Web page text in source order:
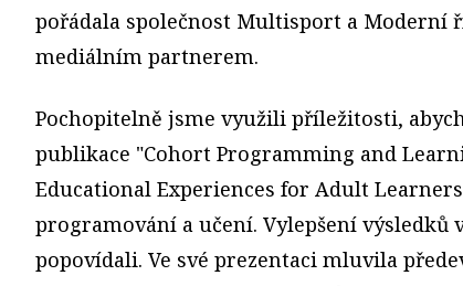
pořádala společnost Multisport a Moderní
mediálním partnerem.
Pochopitelně jsme využili příležitosti,
publikace "Cohort Programming and
Educational Experiences for Adult
programování a učení. Vylepšení výsledků
popovídali. Ve své prezentaci mluvila